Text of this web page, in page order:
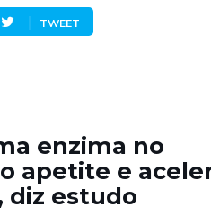
TWEET
enzima no
apetite e
diz estudo